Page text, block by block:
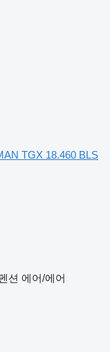
TGX 18.460 BLS
션 에어/에어